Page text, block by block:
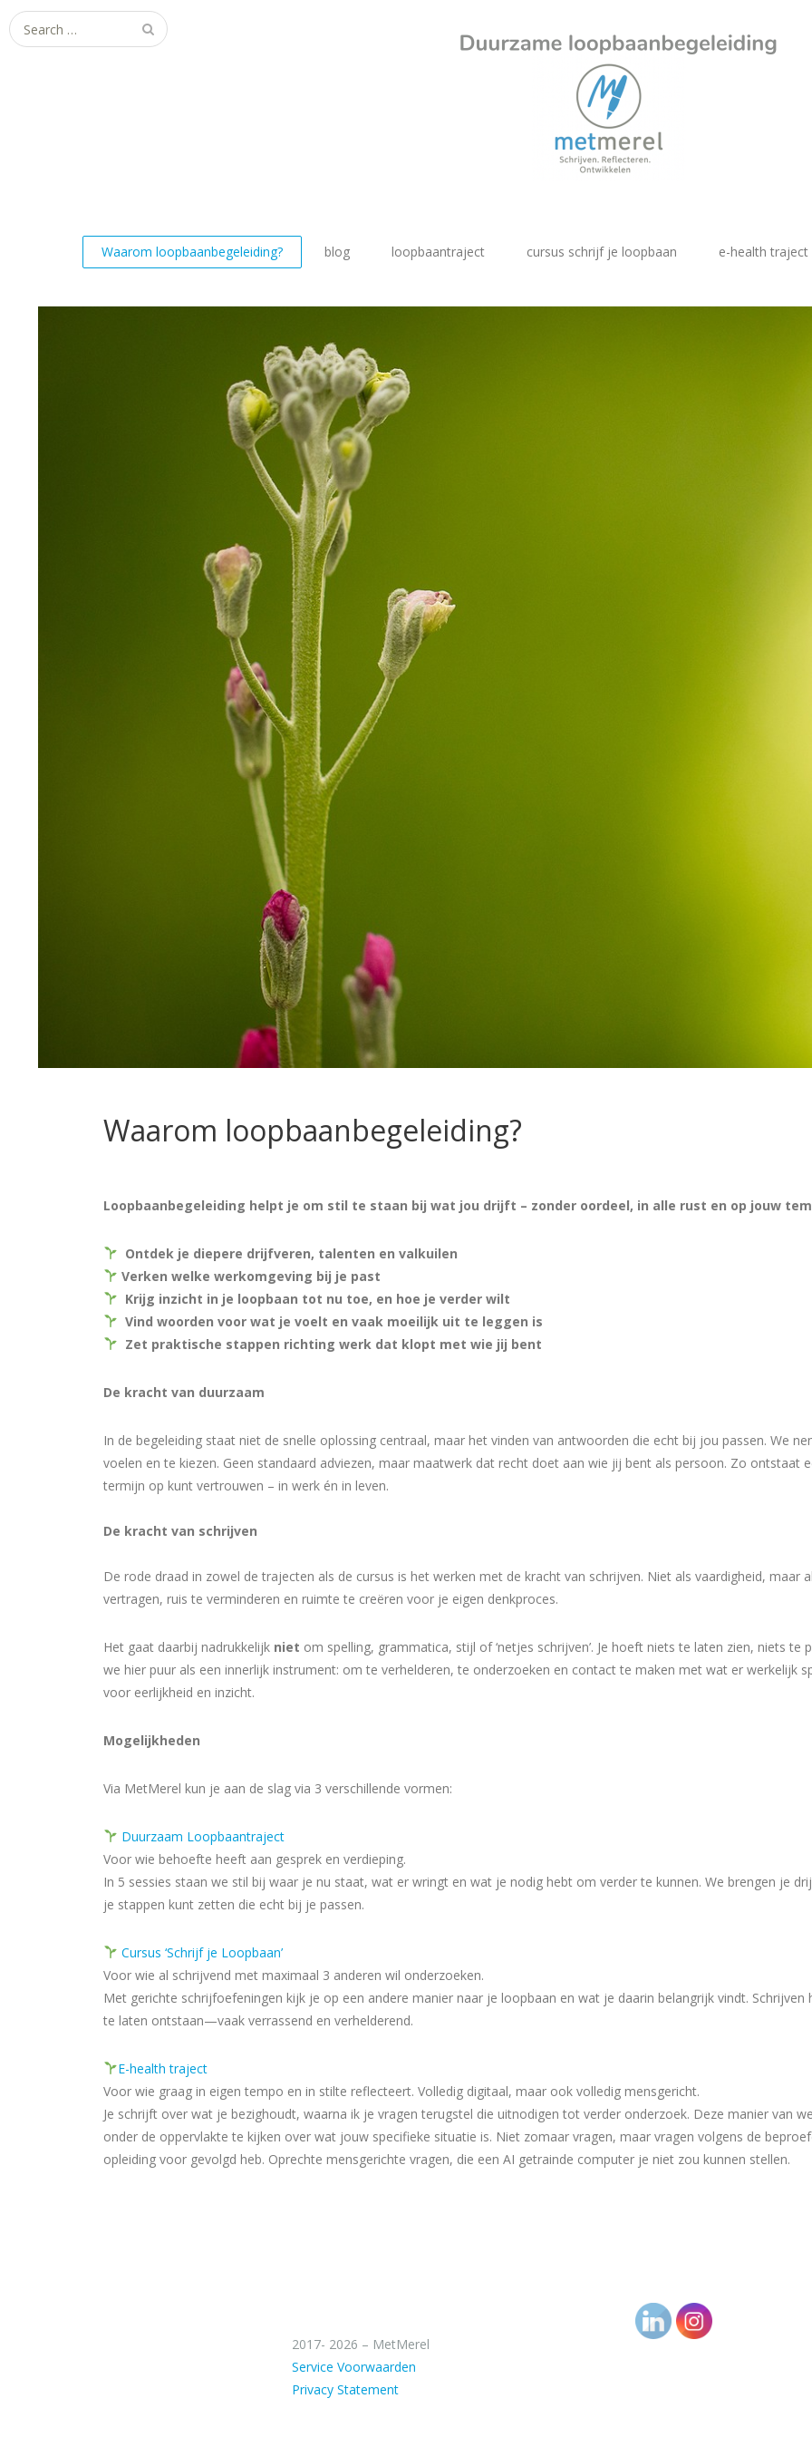
Search
for:
Waarom loopbaanbegeleiding? blog loopbaantraject cursus schrijf je loopbaan e-health traject
Waarom loopbaanbegeleiding?
Loopbaanbegeleiding helpt je om stil te staan bij wat jou drijft – zonder oordeel, in alle rust en op jouw
Ontdek je diepere drijfveren, talenten en valkuilen
Verken welke werkomgeving bij je past
Krijg inzicht in je loopbaan tot nu toe, en hoe je verder wilt
Vind woorden voor wat je voelt en vaak moeilijk uit te leggen is
Zet praktische stappen richting werk dat klopt met wie jij bent
De kracht van duurzaam
In de begeleiding staat niet de snelle oplossing centraal, maar het vinden van antwoorden die echt bij jou passen. We
voelen en te kiezen. Geen standaard adviezen, maar maatwerk dat recht doet aan wie jij bent als persoon. Zo ontstaat
termijn op kunt vertrouwen – in werk én in leven.
De kracht van schrijven
De rode draad in zowel de trajecten als de cursus is het werken met de kracht van schrijven. Niet als vaardigheid, maar
vertragen, ruis te verminderen en ruimte te creëren voor je eigen denkproces.
Het gaat daarbij nadrukkelijk niet om spelling, grammatica, stijl of ‘netjes schrijven’. Je hoeft niets te laten zien, niets
we hier puur als een innerlijk instrument: om te verhelderen, te onderzoeken en contact te maken met wat er werkelijk
voor eerlijkheid en inzicht.
Mogelijkheden
Via MetMerel kun je aan de slag via 3 verschillende vormen:
Duurzaam Loopbaantraject
Voor wie behoefte heeft aan gesprek en verdieping.
In 5 sessies staan we stil bij waar je nu staat, wat er wringt en wat je nodig hebt om verder te kunnen. We brengen je
je stappen kunt zetten die echt bij je passen.
Cursus ‘Schrijf je Loopbaan’
Voor wie al schrijvend met maximaal 3 anderen wil onderzoeken.
Met gerichte schrijfoefeningen kijk je op een andere manier naar je loopbaan en wat je daarin belangrijk vindt.
te laten ontstaan—vaak verrassend en verhelderend.
E-health traject
Voor wie graag in eigen tempo en in stilte reflecteert. Volledig digitaal, maar ook volledig mensgericht.
Je schrijft over wat je bezighoudt, waarna ik je vragen terugstel die uitnodigen tot verder onderzoek. Deze manier van
onder de oppervlakte te kijken over wat jouw specifieke situatie is. Niet zomaar vragen, maar vragen volgens de
opleiding voor gevolgd heb. Oprechte mensgerichte vragen, die een AI getrainde computer je niet zou kunnen stellen.
2017- 2026 – MetMerel
Service Voorwaarden
Privacy Statement